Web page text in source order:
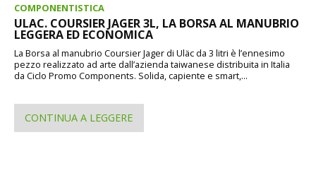
COMPONENTISTICA
ULAC. COURSIER JAGER 3L, LA BORSA AL MANUBRIO
LEGGERA ED ECONOMICA
La Borsa al manubrio Coursier Jager di Uläc da 3 litri è l’ennesimo
pezzo realizzato ad arte dall’azienda taiwanese distribuita in Italia
da Ciclo Promo Components. Solida, capiente e smart,...
CONTINUA A LEGGERE